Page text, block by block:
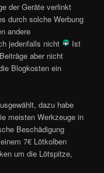
der Geräte verlinkt
durch solche Werbung
andere
jedenfalls nicht
Ist
aber nicht
Blogkosten ein
dazu habe
meisten Werkzeuge in
Beschädigung
7€ Lötkolben
um die Lötspitze,